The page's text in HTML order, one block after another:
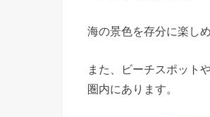
海の景色を存分に楽し
また、ビーチスポット
圏内にあります。